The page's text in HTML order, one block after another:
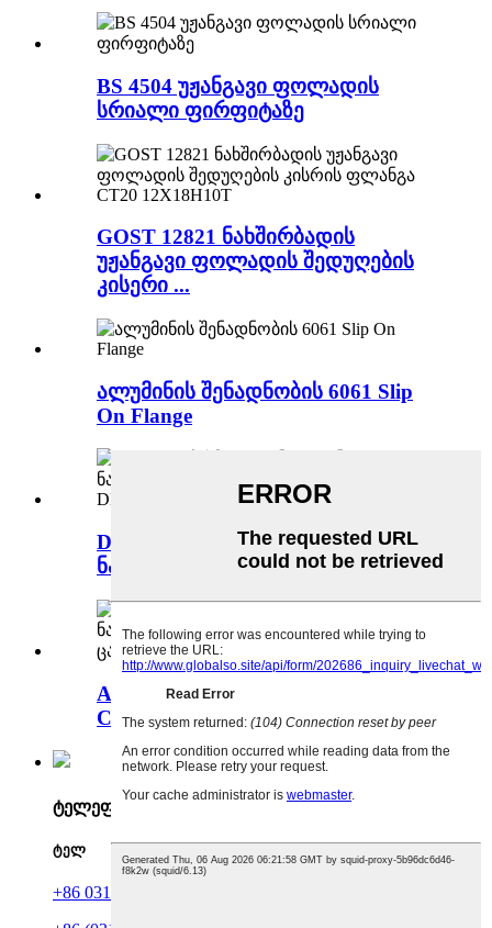
BS 4504 უჟანგავი ფოლადის
სრიალი ფირფიტაზე
GOST 12821 ნახშირბადის
უჟანგავი ფოლადის შედუღების
კისერი ...
ალუმინის შენადნობის 6061 Slip
On Flange
DIN 2527 ბრმა ფლანგა უჟანგავი
ნახშირბადოვანი ფოლადი PN...
ASME B16.47 Series B API 605
Carbon Stainless S...
ტელეფონი
ტელ
+86 0317 6856613